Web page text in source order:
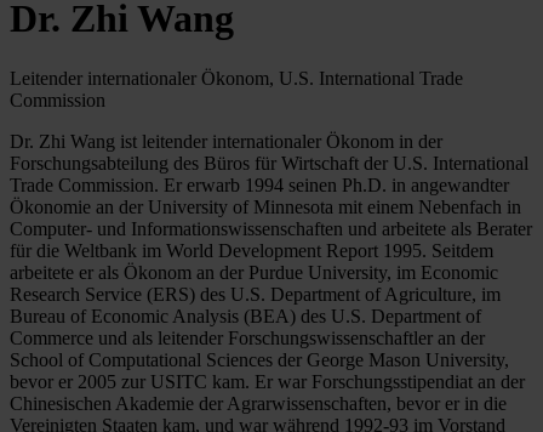
Dr. Zhi Wang
Leitender internationaler Ökonom, U.S. International Trade
Commission
Dr. Zhi Wang ist leitender internationaler Ökonom in der
Forschungsabteilung des Büros für Wirtschaft der U.S. International
Trade Commission. Er erwarb 1994 seinen Ph.D. in angewandter
Ökonomie an der University of Minnesota mit einem Nebenfach in
Computer- und Informationswissenschaften und arbeitete als Berater
für die Weltbank im World Development Report 1995. Seitdem
arbeitete er als Ökonom an der Purdue University, im Economic
Research Service (ERS) des U.S. Department of Agriculture, im
Bureau of Economic Analysis (BEA) des U.S. Department of
Commerce und als leitender Forschungswissenschaftler an der
School of Computational Sciences der George Mason University,
bevor er 2005 zur USITC kam. Er war Forschungsstipendiat an der
Chinesischen Akademie der Agrarwissenschaften, bevor er in die
Vereinigten Staaten kam, und war während 1992-93 im Vorstand